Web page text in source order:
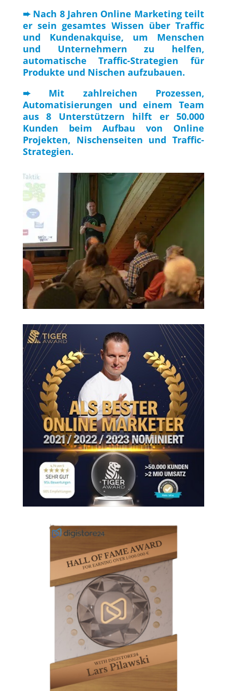
➨ Nach 8 Jahren Online Marketing teilt
er sein gesamtes Wissen über Traffic
und Kundenakquise, um Menschen
und Unternehmern zu helfen,
automatische Traffic-Strategien für
Produkte und Nischen aufzubauen.
➨ Mit zahlreichen Prozessen,
Automatisierungen und einem Team
aus 8 Unterstützern hilft er 50.000
Kunden beim Aufbau von Online
Projekten, Nischenseiten und Traffic-
Strategien.